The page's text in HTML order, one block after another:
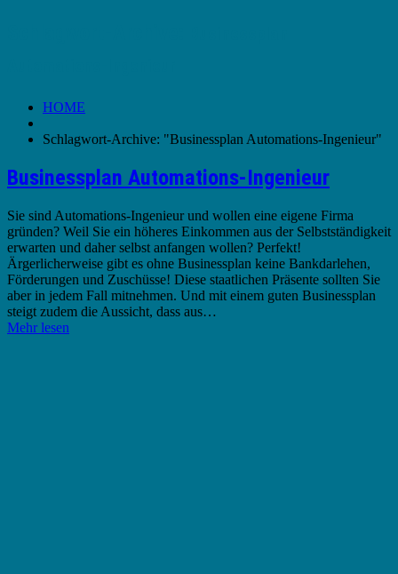
HOME
Schlagwort-Archive: "Businessplan Automations-Ingenieur"
Businessplan Automations-Ingenieur
Sie sind Automations-Ingenieur und wollen eine eigene Firma
gründen? Weil Sie ein höheres Einkommen aus der Selbstständigkeit
erwarten und daher selbst anfangen wollen? Perfekt!
Ärgerlicherweise gibt es ohne Businessplan keine Bankdarlehen,
Förderungen und Zuschüsse! Diese staatlichen Präsente sollten Sie
aber in jedem Fall mitnehmen. Und mit einem guten Businessplan
steigt zudem die Aussicht, dass aus…
Mehr lesen